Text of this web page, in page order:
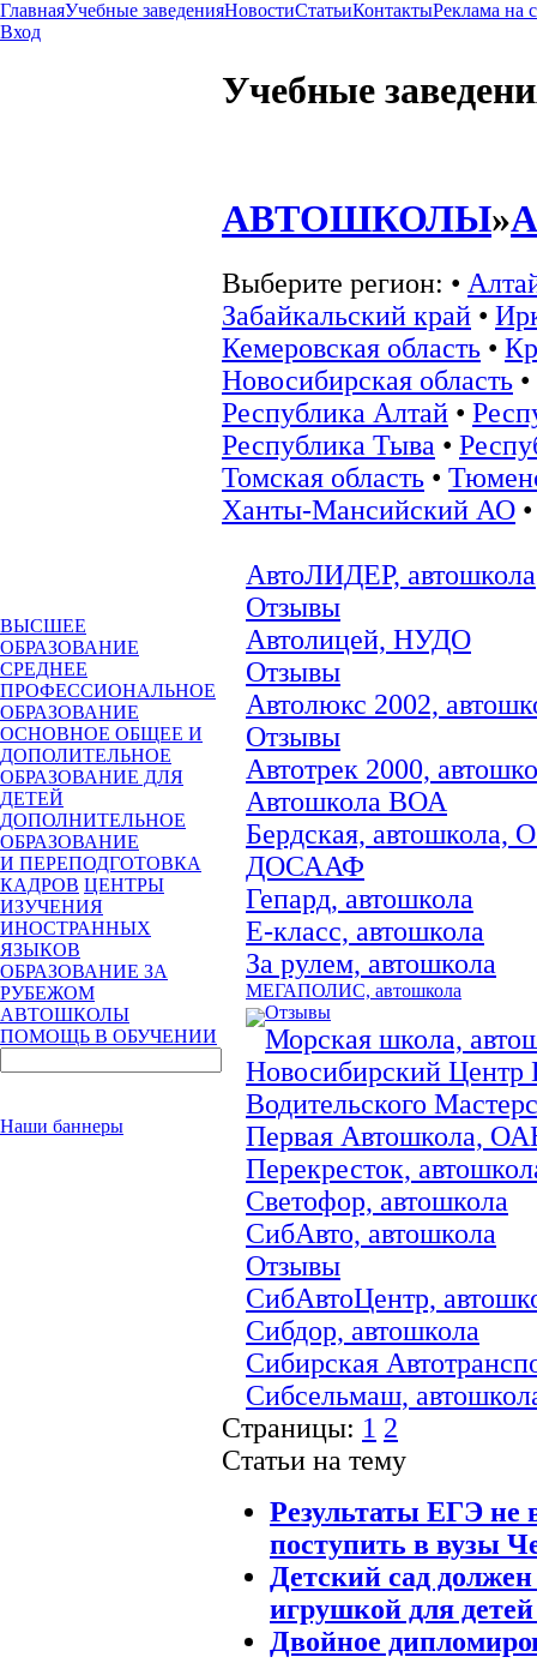
ГлавнаяУчебные заведенияНовостиСтатьиКонтактыРеклама на
Вход
ВЫСШЕЕ
ОБРАЗОВАНИЕ
СРЕДНЕЕ
ПРОФЕССИОНАЛЬНОЕ
ОБРАЗОВАНИЕ
ОСНОВНОЕ ОБЩЕЕ И
ДОПОЛИТЕЛЬНОЕ
ОБРАЗОВАНИЕ ДЛЯ
ДЕТЕЙ
ДОПОЛНИТЕЛЬНОЕ
ОБРАЗОВАНИЕ
И ПЕРЕПОДГОТОВКА
КАДРОВ ЦЕНТРЫ
ИЗУЧЕНИЯ
ИНОСТРАННЫХ
ЯЗЫКОВ
ОБРАЗОВАНИЕ ЗА
РУБЕЖОМ
АВТОШКОЛЫ
ПОМОЩЬ В ОБУЧЕНИИ
Наши баннеры
Учебные
АВТОШКОЛЫ»
Выберите регион: •
Забайкальский край •
Кемеровская область •
Новосибирская область •
Республика Алтай •
Республика Тыва •
Томская область •
Ханты-Мансийский АО
АвтоЛИДЕР, автошкола
Отзывы
Автолицей, НУДО
Отзывы
Автолюкс 2002,
Отзывы
Автотрек 2000,
Автошкола ВОА
Бердская,
ДОСААФ
Гепард, автошкола
Е-класс, автошкола
За рулем, автошкола
МЕГАПОЛИС, автошкола
Отзывы
Морская школа,
Новосибирский Центр
Водительского
Первая Автошкола,
Перекресток,
Светофор, автошкола
СибАвто, автошкола
Отзывы
СибАвтоЦентр,
Сибдор, автошкола
Сибирская
Сибсельмаш,
Страницы: 1 2
Статьи на тему
Результаты ЕГЭ
поступить в вузы
Детский сад
игрушкой для
Двойное